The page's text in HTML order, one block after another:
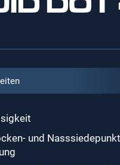
und